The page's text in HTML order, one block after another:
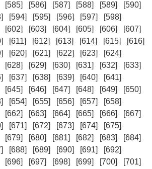
[585] [586] [587] [588] [589]
[590]
[594] [595] [596] [597]
[598]
[602] [603] [604] [605] [606]
[607]
[611] [612] [613] [614] [615]
[616]
[620] [621] [622] [623]
[624]
[628] [629] [630] [631] [632]
[633]
[637] [638] [639] [640]
[641]
[645] [646] [647] [648] [649]
[650]
[654] [655] [656] [657]
[658]
[662] [663] [664] [665] [666]
[667]
[671] [672] [673] [674]
[675]
[679] [680] [681] [682] [683]
[684]
[688] [689] [690] [691]
[692]
[696] [697] [698] [699] [700]
[701]